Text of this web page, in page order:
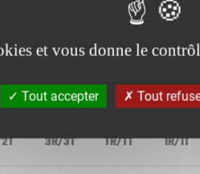
28.6 2/4
3R/3T TR/TT 1R/1T
et vous donne le
Tout accepter Tout